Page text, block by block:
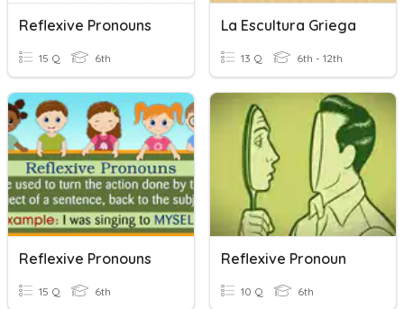
Reflexive Pronouns
15 Q 6th
La Escultura Griega
13 Q 6th - 12th
Reflexive Pronouns
15 Q 6th
Reflexive Pronoun
10 Q 6th